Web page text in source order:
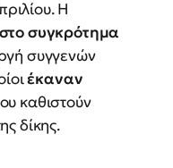
Η
συγκρότημα
συγγενών
έκαναν
καθιστούν
δίκης.